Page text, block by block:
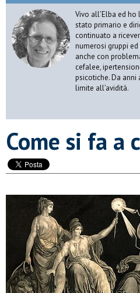
Vivo all’Elba ed
stato primario e
continuato a
numerosi gruppi
anche con
cefalee,
psicotiche. Da anni
limite all’avidità.
Come si fa a